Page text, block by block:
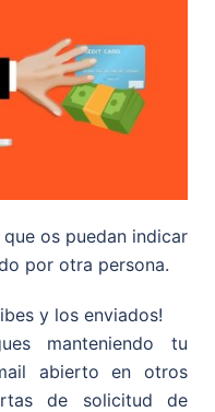
os puedan indicar
por otra persona.
y los enviados!
manteniendo tu
abierto en otros
de solicitud de